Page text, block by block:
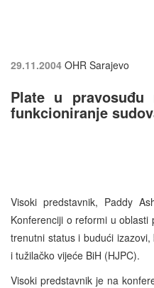
29.11.2004 OHR Sarajevo
Plate u
funkcioniranje
Visoki predstavnik, Paddy
Konferenciji o reformi u
trenutni status i budući
i tužilačko vijeće BiH (HJPC).
Visoki predstavnik je na